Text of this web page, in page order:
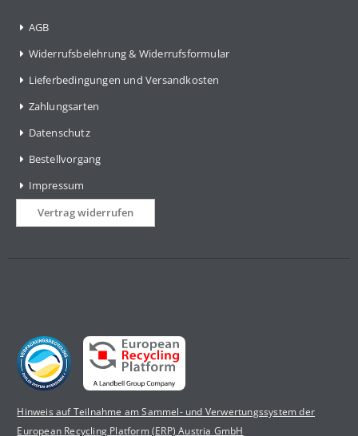
AGB
Widerrufsbelehrung & Widerrufsformular
Lieferbedingungen und Versandkosten
Zahlungsarten
Datenschutz
Bestellvorgang
Impressum
Vertrag widerrufen
Hinweis auf Teilnahme am Sammel- und Verwertungssystem der
European Recycling Platform (ERP) Austria GmbH